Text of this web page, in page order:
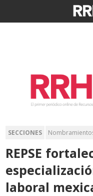
SECCIONES
REPSE
laboral